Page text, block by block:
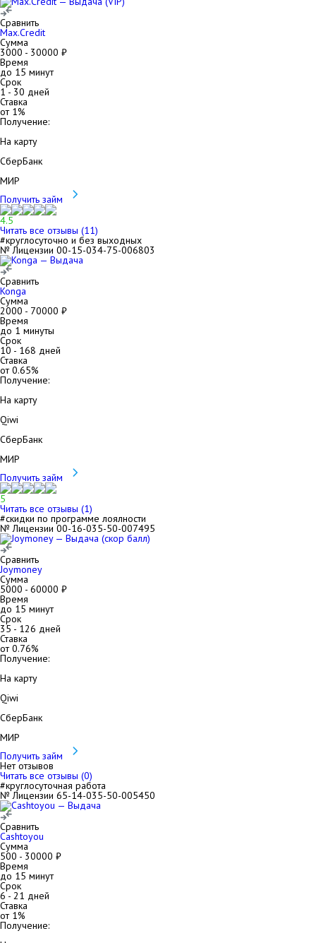
Сравнить
Max.Credit
Сумма
3000 - 30000 ₽
Время
до 15 минут
Срок
1- 30 дней
Ставка
от 1%
Получение:
На карту
СберБанк
МИР
Получить займ
4.5
Читать все отзывы (11)
#круглосуточно и без выходных
№ Лицензии 00-15-034-75-006803
Сравнить
Konga
Сумма
2000 - 70000 ₽
Время
до 1 минуты
Срок
10 - 168 дней
Ставка
от0.65%
Получение:
На карту
Qiwi
СберБанк
МИР
Получить займ
5
Читать все отзывы (1)
#скидки по программе лоялности
№ Лицензии 00-16-035-50-007495
Сравнить
Joymoney
Сумма
5000 - 60000 ₽
Время
до 15 минут
Срок
35 - 126 дней
Ставка
от0.76%
Получение:
На карту
Qiwi
СберБанк
МИР
Получить займ
Нет отзывов
Читать все отзывы (0)
#круглосуточная работа
№ Лицензии 65-14-035-50-005450
Сравнить
Cashtoyou
Сумма
500 - 30000 ₽
Время
до 15 минут
Срок
6- 21 дней
Ставка
от 1%
Получение: